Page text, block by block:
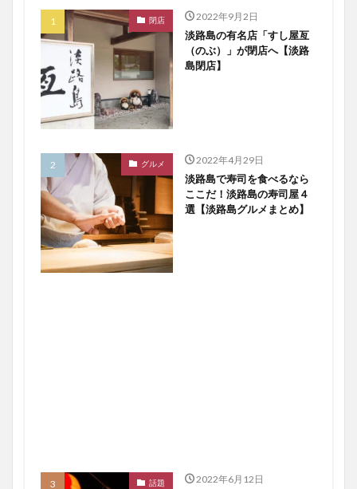
閉店 2022年9月2日
淡路島の有名店「すし屋亙
（のぶ）」が閉店へ【淡路
島閉店】
グルメ 2022年4月29日
淡路島で寿司を食べるなら
ここだ！淡路島の寿司屋４
選【淡路島グルメまとめ】
話題 2022年6月12日